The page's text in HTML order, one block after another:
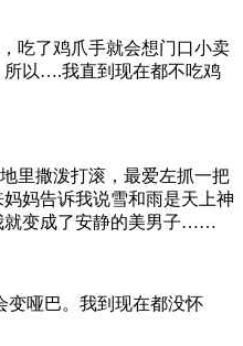
吃了鸡爪手就会想门口小卖
所以….我直到现在都不吃鸡
里撒泼打滚，最爱左抓一把
妈告诉我说雪和雨是天上神
变成了安静的美男子……
变哑巴。我到现在都没怀